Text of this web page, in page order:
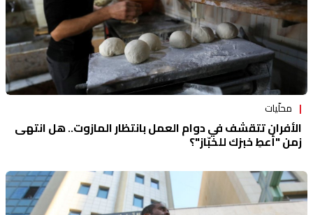
محلّيات
الأفران تتقشف في دوام العمل بانتظار المازوت.. هل انتهى
زمن "أعطِ خبزك للخبّاز"؟